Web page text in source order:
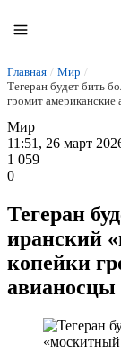
Главная / Мир /
Тегеран будет бить
громит американские
Мир
11:51, 26 март
1 059
0
Тегеран
иранский
копейки
авианосцы